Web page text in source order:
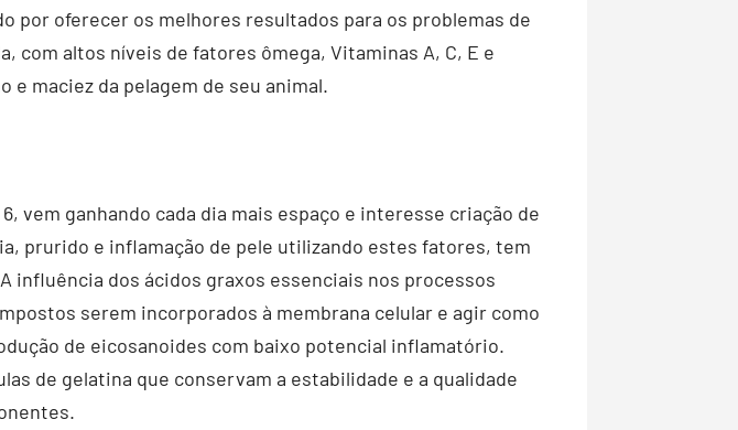
por oferecer os melhores resultados para os problemas de
com altos níveis de fatores ômega, Vitaminas A, C, E e
e maciez da pelagem de seu animal.
vem ganhando cada dia mais espaço e interesse criação de
prurido e inflamação de pele utilizando estes fatores, tem
influência dos ácidos graxos essenciais nos processos
serem incorporados à membrana celular e agir como
de eicosanoides com baixo potencial inflamatório.
de gelatina que conservam a estabilidade e a qualidade